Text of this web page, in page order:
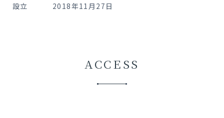
設立 2018年11月27日
ACCESS